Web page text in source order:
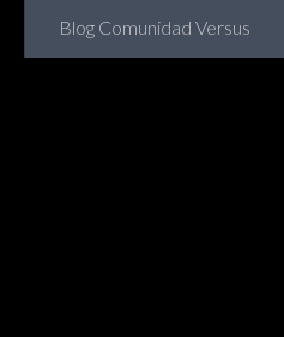
Blog Comunidad Versus